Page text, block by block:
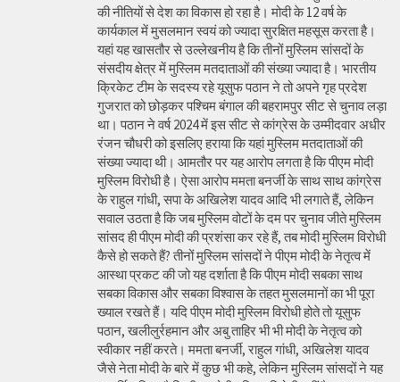
की नीतियों से देश का विकास हो रहा है। मोदी के 12 वर्ष के
कार्यकाल में मुसलमान स्वयं को ज्यादा सुरक्षित महसूस करता है।
यहां यह खासतौर से उल्लेखनीय है कि तीनों मुस्लिम सांसदों के
संसदीय क्षेत्र में मुस्लिम मतदाताओं की संख्या ज्यादा है। भारतीय
क्रिकेट टीम के सदस्य रहे यूसुफ पठान ने तो अपने गृह प्रदेश
गुजरात को छोड़कर पश्चिम बंगाल की बहरामपुर सीट से चुनाव लड़ा
था। पठान ने वर्ष 2024 में इस सीट से कांग्रेस के उम्मीदवार अधीर
रंजन चौधरी को इसलिए हराया कि यहां मुस्लिम मतदाताओं की
संख्या ज्यादा थी। आमतौर पर यह आरोप लगता है कि पीएम मोदी
मुस्लिम विरोधी है। ऐसा आरोप ममता बनर्जी के साथ साथ कांग्रेस
के राहुल गांधी, सपा के अखिलेश यादव आदि भी लगाते हैं, लेकिन
सवाल उठता है कि जब मुस्लिम वोटों के दम पर चुनाव जीते मुस्लिम
सांसद ही पीएम मोदी की प्रशंसा कर रहे हैं, तब मोदी मुस्लिम विरोधी
कैसे हो सकते हैं? तीनों मुस्लिम सांसदों ने पीएम मोदी के नेतृत्व में
आस्था प्रकट की जो यह दर्शाता है कि पीएम मोदी सबका साथ
सबका विकास और सबका विश्वास के तहत मुसलमानों का भी पूरा
ख्याल रखते हैं। यदि पीएम मोदी मुस्लिम विरोधी होते तो यूसुफ
पठान, खलीलुर्रहमान और अबु ताहिर भी भी मोदी के नेतृत्व को
स्वीकार नहीं करते। ममता बनर्जी, राहुल गांधी, अखिलेश यादव
जैसे नेता मोदी के बारे में कुछ भी कहे, लेकिन मुस्लिम सांसदों ने यह